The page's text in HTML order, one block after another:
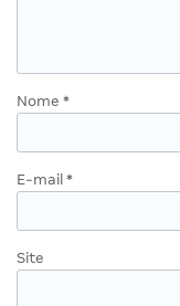
Nome *
E-mail *
Site